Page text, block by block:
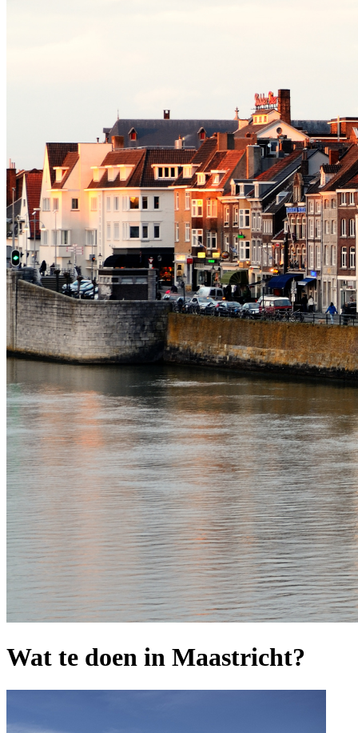
Wat te doen in Maastricht?